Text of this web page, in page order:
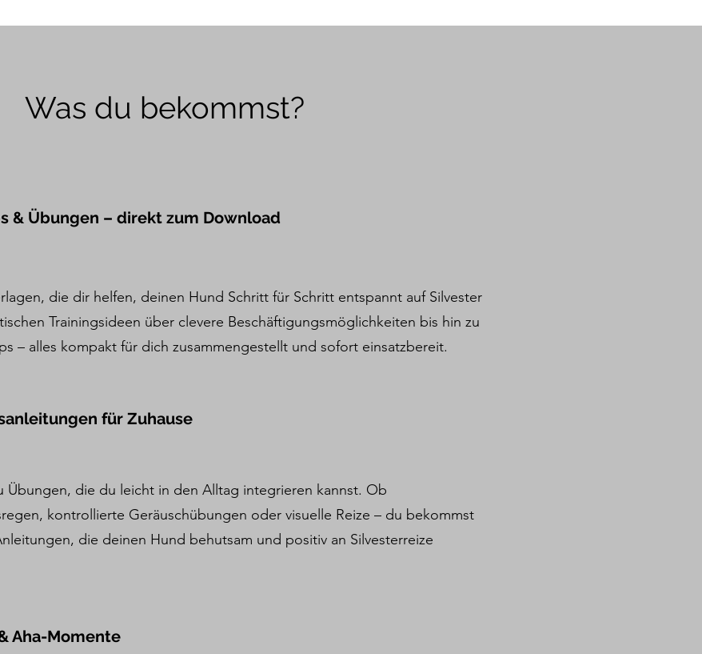
Was du bekommst?
& Übungen – direkt zum Download
die dir helfen, deinen Hund Schritt für Schritt entspannt auf Silvester
Trainingsideen über clevere Beschäftigungsmöglichkeiten bis hin zu
– alles kompakt für dich zusammengestellt und sofort einsatzbereit.
für Zuhause
Übungen, die du leicht in den Alltag integrieren kannst. Ob
kontrollierte Geräuschübungen oder visuelle Reize – du bekommst
die deinen Hund behutsam und positiv an Silvesterreize
Aha-Momente